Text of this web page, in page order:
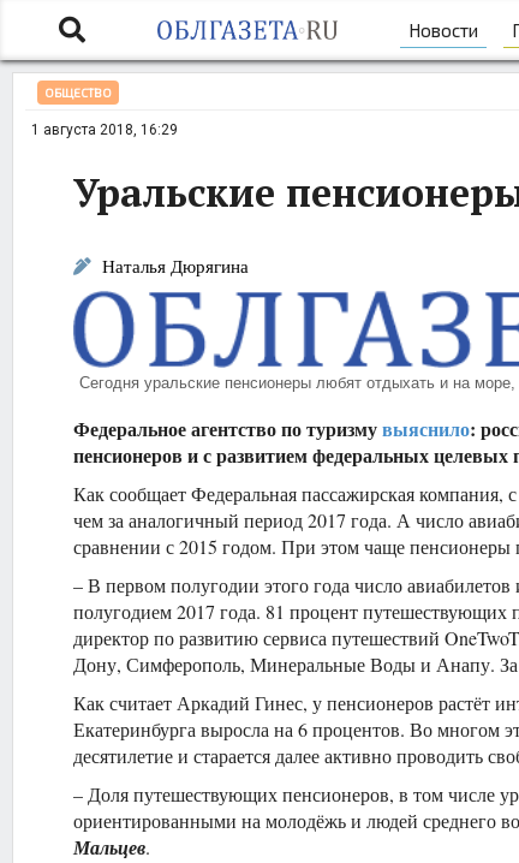
Новости
ОБЩЕСТВО
1 августа 2018, 16:29
Уральские
Наталья Дюрягина
Сегодня уральские пенсионеры любят отдыхать и на
Федеральное агентство по туризмувыяснило:
пенсионеров и с развитием федеральных
Как сообщает Федеральная пассажирская компания,
чем за аналогичный период 2017 года. А число
сравнении с 2015 годом. При этом чаще пенсионеры
– В первом полугодии этого года число
полугодием 2017 года. 81 процент путешествующих
директор по развитию сервиса путешествий
Дону, Симферополь, Минеральные Воды и Анапу.
Как считает Аркадий Гинес, у пенсионеров растёт
Екатеринбурга выросла на 6 процентов. Во многом
десятилетие и старается далее активно проводить
– Доля путешествующих пенсионеров, в том числе
ориентированными на молодёжь и людей среднего
Мальцев.